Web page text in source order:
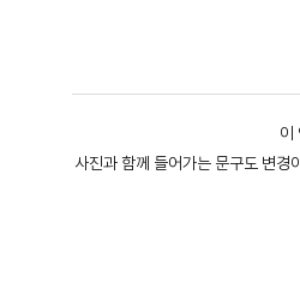
이
사진과 함께 들어가는 문구도 변경